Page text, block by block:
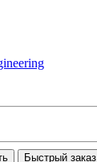
Быстрый заказ